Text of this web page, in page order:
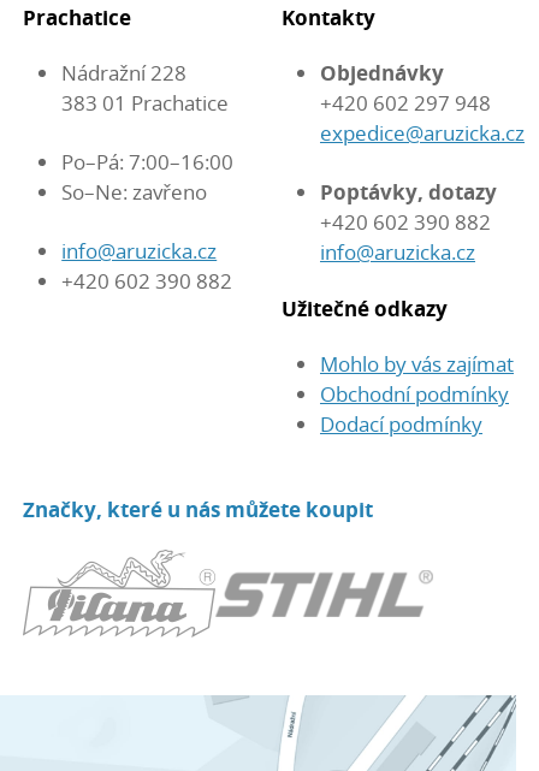
Prachatice
Nádražní 228
383 01 Prachatice
Po–Pá: 7:00–16:00
So–Ne: zavřeno
info@aruzicka.cz
+420 602 390 882
Kontakty
Objednávky
+420 602 297 948
expedice@aruzicka.cz
Poptávky, dotazy
+420 602 390 882
info@aruzicka.cz
Užitečné odkazy
Mohlo by vás zajímat
Obchodní podmínky
Dodací podmínky
Značky, které u nás můžete koupit